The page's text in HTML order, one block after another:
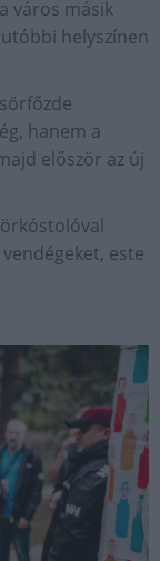
város másik
helyszínen
hanem a
először az új
este